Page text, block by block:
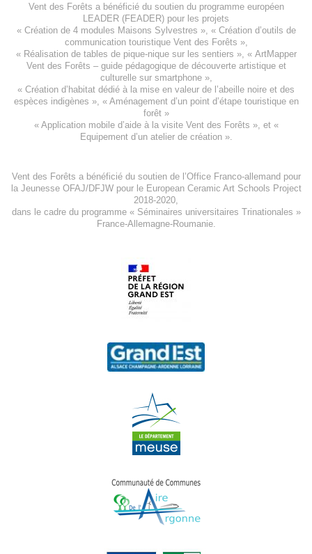
Vent des Forêts a bénéficié du soutien du programme européen
LEADER (FEADER) pour les projets
« Création de 4 modules Maisons Sylvestres », « Création d’outils de
communication touristique Vent des Forêts »,
« Réalisation de tables de pique-nique sur les sentiers », « ArtMapper
Vent des Forêts – guide pédagogique de découverte artistique et
culturelle sur smartphone »,
« Création d’habitat dédié à la mise en valeur de l’abeille noire et des
espèces indigènes », « Aménagement d’un point d’étape touristique en
forêt»
« Application mobile d’aide à la visite Vent des Forêts », et «
Equipement d’un atelier de création».
Vent des Forêts a bénéficié du soutien de l’Office Franco-allemand pour
la Jeunesse OFAJ/DFJWpour leEuropean Ceramic Art Schools Project
2018-2020
dans le cadre du programme « Séminaires universitaires Trinationales »
France-Allemagne-Roumanie.